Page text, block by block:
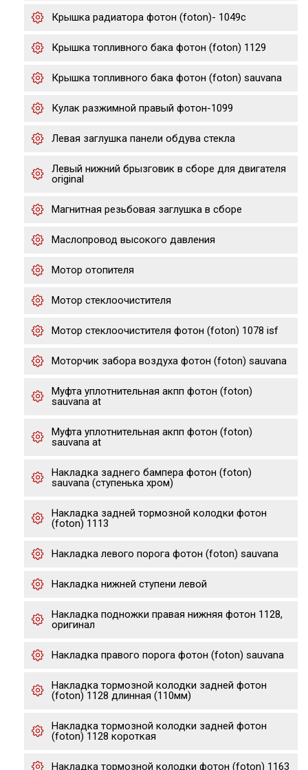
Крышка радиатора фотон (foton)- 1049с
Крышка топливного бака фотон (foton) 1129
Крышка топливного бака фотон (foton) sauvana
Кулак разжимной правый фотон-1099
Левая заглушка панели обдува стекла
Левый нижний брызговик в сборе для двигателя
original
Магнитная резьбовая заглушка в сборе
Маслопровод высокого давления
Мотор отопителя
Мотор стеклоочистителя
Мотор стеклоочистителя фотон (foton) 1078 isf
Моторчик забора воздуха фотон (foton) sauvana
Муфта уплотнительная акпп фотон (foton)
sauvana at
Муфта уплотнительная акпп фотон (foton)
sauvana at
Накладка заднего бампера фотон (foton)
sauvana (ступенька хром)
Накладка задней тормозной колодки фотон
(foton) 1113
Накладка левого порога фотон (foton) sauvana
Накладка нижней ступени левой
Накладка подножки правая нижняя фотон 1128,
оригинал
Накладка правого порога фотон (foton) sauvana
Накладка тормозной колодки задней фотон
(foton) 1128 длинная (110мм)
Накладка тормозной колодки задней фотон
(foton) 1128 короткая
Накладка тормозной колодки фотон (foton) 1163